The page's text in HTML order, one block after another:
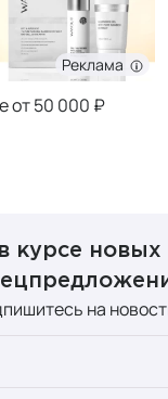
Реклама
от 50 000 ₽
курсе новых
на